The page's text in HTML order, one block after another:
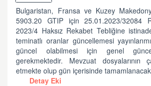
Bulgaristan, Fransa ve Kuzey
5903.20 GTIP için 25.01.2023/32084
2023/4 Haksız Rekabet Tebliğine
teminatlı oranlar güncellemesi
güncel olabilmesi için genel
gerekmektedir. Mevzuat dosyalarının
etmekte olup gün içerisinde
Detay Eki